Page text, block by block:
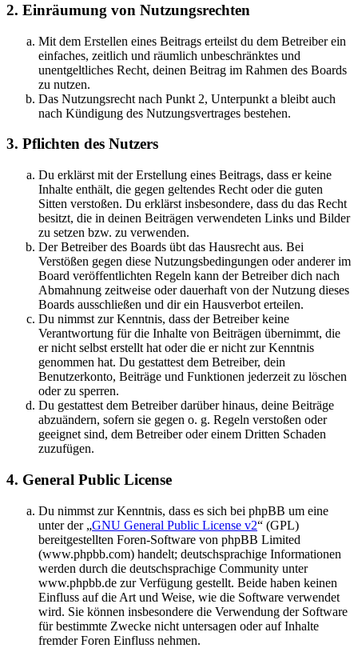
2. Einräumung von Nutzungsrechten
Mit dem Erstellen eines Beitrags erteilst du dem Betreiber ein
einfaches, zeitlich und räumlich unbeschränktes und
unentgeltliches Recht, deinen Beitrag im Rahmen des Boards
zu nutzen.
Das Nutzungsrecht nach Punkt 2, Unterpunkt a bleibt auch
nach Kündigung des Nutzungsvertrages bestehen.
3. Pflichten des Nutzers
Du erklärst mit der Erstellung eines Beitrags, dass er keine
Inhalte enthält, die gegen geltendes Recht oder die guten
Sitten verstoßen. Du erklärst insbesondere, dass du das Recht
besitzt, die in deinen Beiträgen verwendeten Links und Bilder
zu setzen bzw. zu verwenden.
Der Betreiber des Boards übt das Hausrecht aus. Bei
Verstößen gegen diese Nutzungsbedingungen oder anderer im
Board veröffentlichten Regeln kann der Betreiber dich nach
Abmahnung zeitweise oder dauerhaft von der Nutzung dieses
Boards ausschließen und dir ein Hausverbot erteilen.
Du nimmst zur Kenntnis, dass der Betreiber keine
Verantwortung für die Inhalte von Beiträgen übernimmt, die
er nicht selbst erstellt hat oder die er nicht zur Kenntnis
genommen hat. Du gestattest dem Betreiber, dein
Benutzerkonto, Beiträge und Funktionen jederzeit zu löschen
oder zu sperren.
Du gestattest dem Betreiber darüber hinaus, deine Beiträge
abzuändern, sofern sie gegen o. g. Regeln verstoßen oder
geeignet sind, dem Betreiber oder einem Dritten Schaden
zuzufügen.
4. General Public License
Du nimmst zur Kenntnis, dass es sich bei phpBB um eine
unter der „GNU General Public License v2“ (GPL)
bereitgestellten Foren-Software von phpBB Limited
(www.phpbb.com) handelt; deutschsprachige Informationen
werden durch die deutschsprachige Community unter
www.phpbb.de zur Verfügung gestellt. Beide haben keinen
Einfluss auf die Art und Weise, wie die Software verwendet
wird. Sie können insbesondere die Verwendung der Software
für bestimmte Zwecke nicht untersagen oder auf Inhalte
fremder Foren Einfluss nehmen.